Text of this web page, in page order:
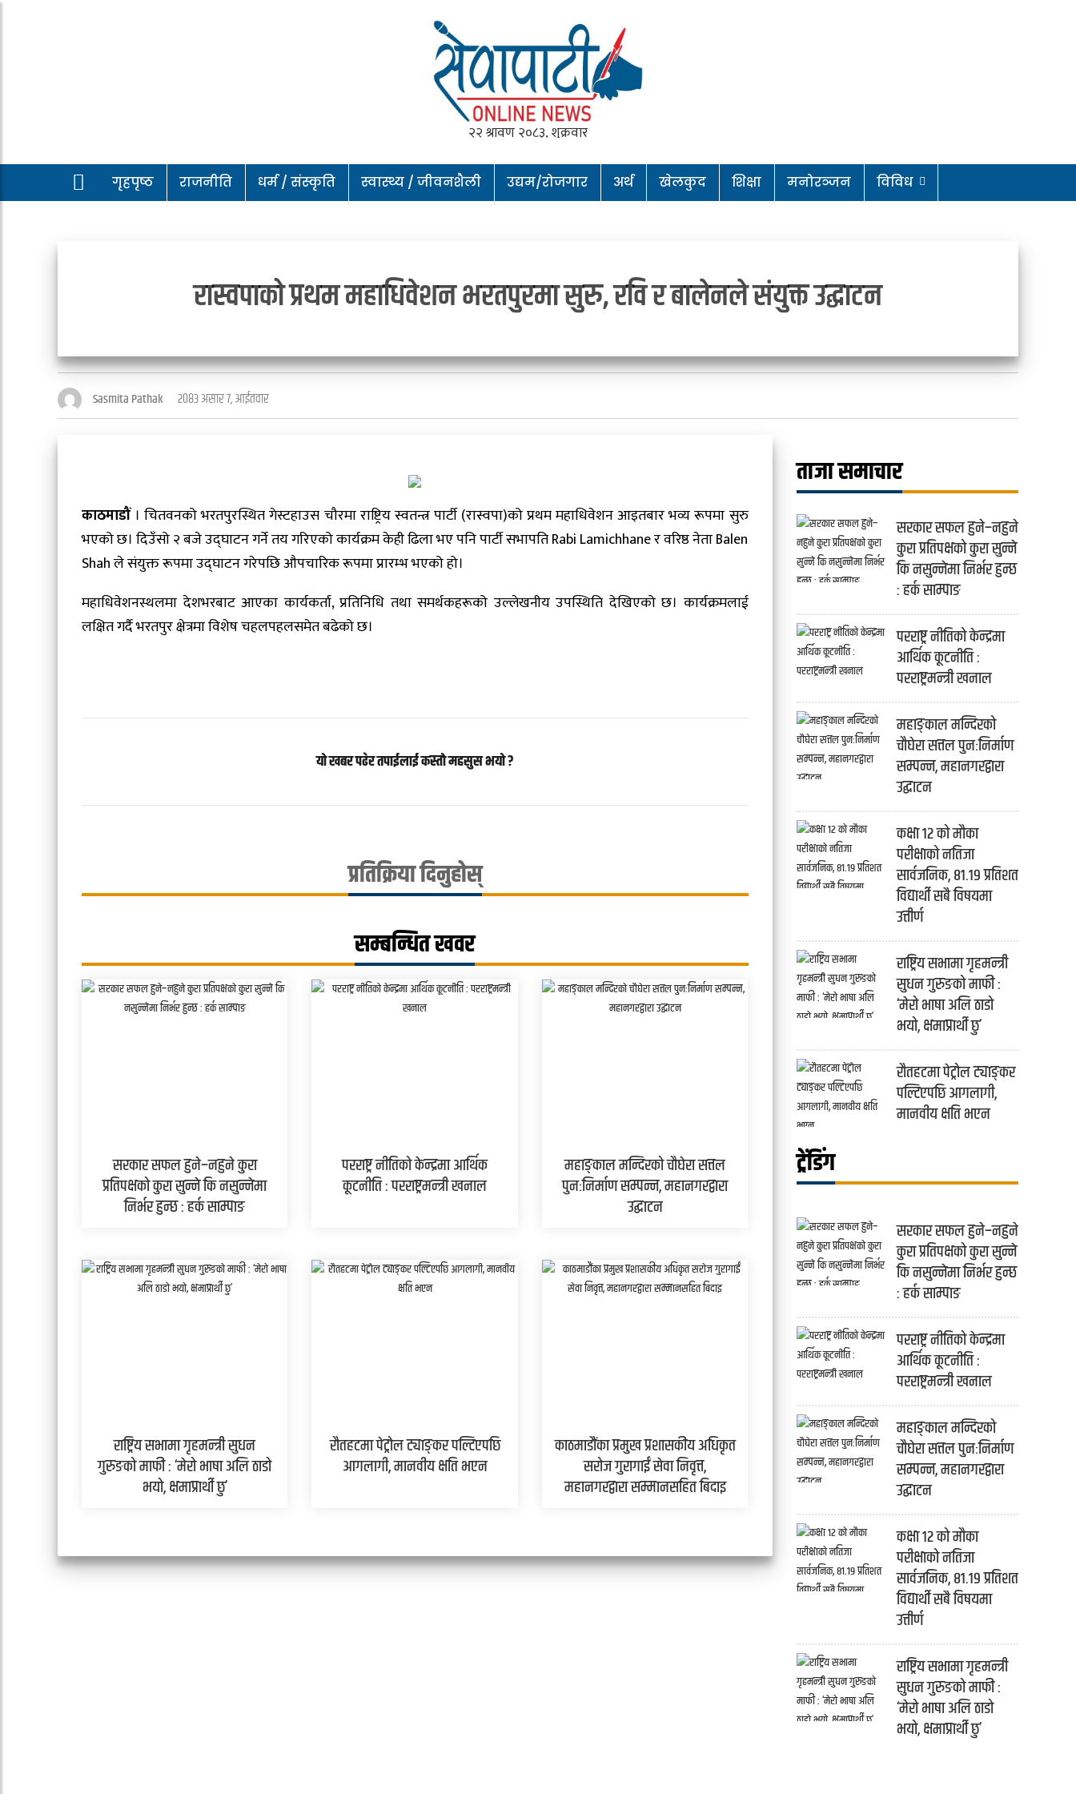
गृहपृष्ठ राजनीति धर्म / संस्कृति स्वास्थ्य / जीवनशैली उद्यम/रोजगार अर्थ खेलकुद शिक्षा मनोरञ्जन विविध
रास्वपाको प्रथम महाधिवेशन भरतपुरमा सुरु, रवि र बालेनले संयुक्त उद्घाटन
Sasmita Pathak २०८३ असार ७, आईतवार
काठमाडौं । चितवनको भरतपुरस्थित गेस्टहाउस चौरमा राष्ट्रिय स्वतन्त्र पार्टी (रास्वपा)को प्रथम महाधिवेशन आइतबार भव्य रूपमा सुरु
भएको छ। दिउँसो २ बजे उद्घाटन गर्ने तय गरिएको कार्यक्रम केही ढिला भए पनि पार्टी सभापति Rabi Lamichhane र वरिष्ठ नेता Balen
Shah ले संयुक्त रूपमा उद्घाटन गरेपछि औपचारिक रूपमा प्रारम्भ भएको हो।
महाधिवेशनस्थलमा देशभरबाट आएका कार्यकर्ता, प्रतिनिधि तथा समर्थकहरूको उल्लेखनीय उपस्थिति देखिएको छ। कार्यक्रमलाई
लक्षित गर्दै भरतपुर क्षेत्रमा विशेष चहलपहलसमेत बढेको छ।
यो खबर पढेर तपाईलाई कस्तो महसुस भयो ?
प्रतिक्रिया दिनुहोस्
सम्बन्धित खवर
सरकार सफल हुने–नहुने कुरा
प्रतिपक्षको कुरा सुन्ने कि नसुन्नेमा
निर्भर हुन्छ : हर्क साम्पाङ
परराष्ट्र नीतिको केन्द्रमा आर्थिक
कूटनीति : परराष्ट्रमन्त्री खनाल
महाङ्काल मन्दिरको चौघेरा सत्तल
पुनःनिर्माण सम्पन्न, महानगरद्वारा
उद्घाटन
राष्ट्रिय सभामा गृहमन्त्री सुधन
गुरुङको माफी : ‘मेरो भाषा अलि ठाडो
भयो, क्षमाप्रार्थी छु’
रौतहटमा पेट्रोल ट्याङ्कर पल्टिएपछि
आगलागी, मानवीय क्षति भएन
काठमाडौंका प्रमुख प्रशासकीय अधिकृत
सरोज गुरागाईं सेवा निवृत्त,
महानगरद्वारा सम्मानसहित बिदाइ
ताजा समाचार
सरकार सफल हुने–नहुने
कुरा प्रतिपक्षको कुरा सुन्ने
कि नसुन्नेमा निर्भर हुन्छ
: हर्क साम्पाङ
परराष्ट्र नीतिको केन्द्रमा
आर्थिक कूटनीति :
परराष्ट्रमन्त्री खनाल
महाङ्काल मन्दिरको
चौघेरा सत्तल पुनःनिर्माण
सम्पन्न, महानगरद्वारा
उद्घाटन
कक्षा १२ को मौका
परीक्षाको नतिजा
सार्वजनिक, ८१.१९ प्रतिशत
विद्यार्थी सबै विषयमा
उत्तीर्ण
राष्ट्रिय सभामा गृहमन्त्री
सुधन गुरुङको माफी :
‘मेरो भाषा अलि ठाडो
भयो, क्षमाप्रार्थी छु’
रौतहटमा पेट्रोल ट्याङ्कर
पल्टिएपछि आगलागी,
मानवीय क्षति भएन
ट्रेंडिंग
सरकार सफल हुने–नहुने
कुरा प्रतिपक्षको कुरा सुन्ने
कि नसुन्नेमा निर्भर हुन्छ
: हर्क साम्पाङ
परराष्ट्र नीतिको केन्द्रमा
आर्थिक कूटनीति :
परराष्ट्रमन्त्री खनाल
महाङ्काल मन्दिरको
चौघेरा सत्तल पुनःनिर्माण
सम्पन्न, महानगरद्वारा
उद्घाटन
कक्षा १२ को मौका
परीक्षाको नतिजा
सार्वजनिक, ८१.१९ प्रतिशत
विद्यार्थी सबै विषयमा
उत्तीर्ण
राष्ट्रिय सभामा गृहमन्त्री
सुधन गुरुङको माफी :
‘मेरो भाषा अलि ठाडो
भयो, क्षमाप्रार्थी छु’